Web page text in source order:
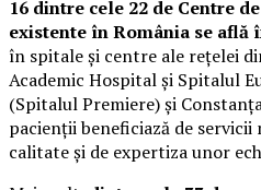
16 dintre cele 22 de Centre
existente în România se află
în spitale și centre ale rețelei
Academic Hospital și Spitalul
(Spitalul Premiere) și
pacienții beneficiază de servicii
calitate și de expertiza unor